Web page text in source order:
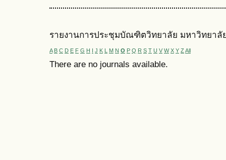
รายงานการประชุมบัณฑิตวิทยาลัย มหาวิทยา
A B C D E F G H I J K L M N O P Q R S T U V W X Y Z All
There are no journals available.